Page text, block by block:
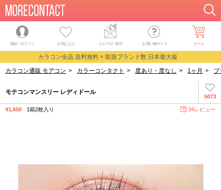
登録・ログイン お気に入り メルマガ・割引 お買い物ガイド カート
カラコン全品 送料無料 × 取扱ブランド数 日本最大級
カラコン通販 モアコン > カラーコンタクト > 度あり・度なし > 1ヶ月 > ブ
5073
モテコンマンスリー レディドール
¥1,650 1箱2枚入り 34レビュー